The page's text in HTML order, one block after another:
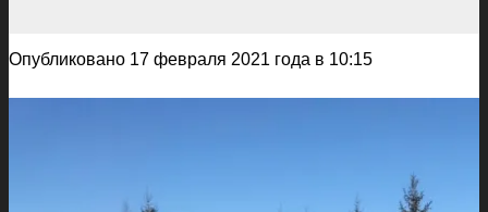
Опубликовано 17 февраля 2021 года в 10:15